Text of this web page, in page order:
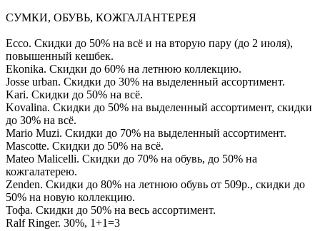
СУМКИ, ОБУВЬ, КОЖГАЛАНТЕРЕЯ
Ecco. Скидки до 50% на всё и на вторую пару (до 2 июля),
повышенный кешбек.
Ekonika. Скидки до 60% на летнюю коллекцию.
Josse urban. Скидки до 30% на выделенный ассортимент.
Kari. Скидки до 50% на всё.
Kovalina. Скидки до 50% на выделенный ассортимент, скидки
до 30% на всё.
Mario Muzi. Скидки до 70% на выделенный ассортимент.
Mascotte. Скидки до 50% на всё.
Mateo Malicelli. Скидки до 70% на обувь, до 50% на
кожгалатерею.
Zenden. Скидки до 80% на летнюю обувь от 509р., скидки до
50% на новую коллекцию.
Тофа. Скидки до 50% на весь ассортимент.
Ralf Ringer. 30%, 1+1=3